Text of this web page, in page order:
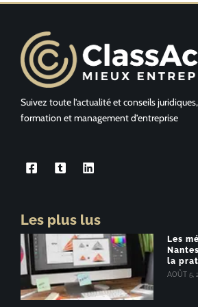
Suivez toute l’actualité et conseils
formation et management d’entreprise
Les plus lus
Les
la
AOÛT 5,